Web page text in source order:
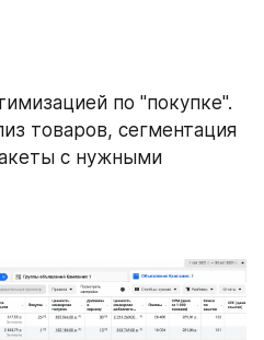
по "покупке".
товаров, сегментация
с нужными